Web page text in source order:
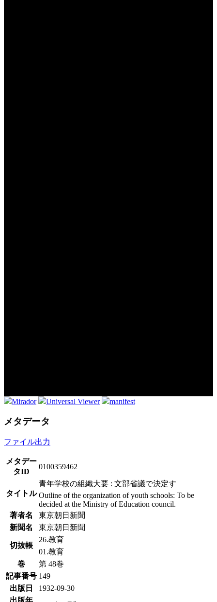
Mirador Universal Viewer manifest
メタデータ
ファイル出力
メタデー
タID
0100359462
タイトル
青年学校の組織大要 : 文部省議で決定す
Outline of the organization of youth schools: To be
decided at the Ministry of Education council.
著者名
東京朝日新聞
新聞名
東京朝日新聞
切抜帳
26.教育
01.教育
巻
第 48巻
記事番号 149
出版日
1932-09-30
出版年